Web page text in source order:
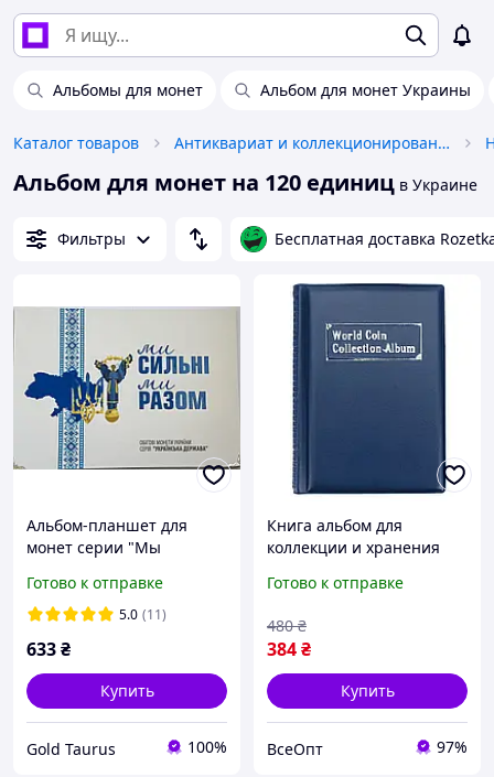
Альбомы для монет Альбом для монет Украины
Каталог товаров Антиквариат и коллекционирование
Альбом для монет на 120 единиц в Украине
Фильтры Бесплатная доставка
Альбом-планшет для
монет серии "Мы
гривен "Области
Украины" 2026 год
Готово к отправке
5.0 (11)
633₴
Купить
Gold Taurus 100%
Книга альбом для
коллекции и хранения
цвет темно-синий,
Готово к отправке
384₴
480 ₴
Купить
ВсеОпт 97%